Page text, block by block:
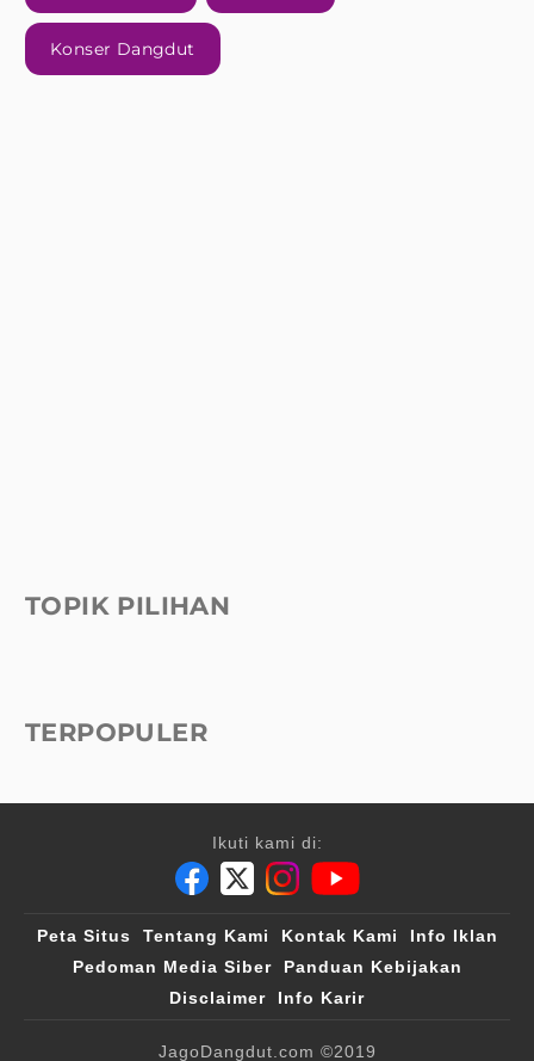
Konser Dangdut
TOPIK PILIHAN
TERPOPULER
Ikuti kami di:
Peta Situs Tentang Kami Kontak Kami
Info Iklan
Pedoman Media Siber
Panduan Kebijakan
Disclaimer
Info Karir
JagoDangdut.com ©2019